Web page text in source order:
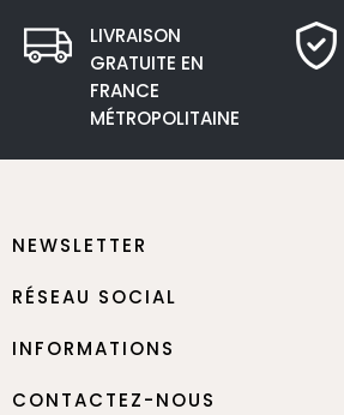
LIVRAISON
GRATUITE EN
FRANCE
MÉTROPOLITAINE
NEWSLETTER
RÉSEAU SOCIAL
INFORMATIONS
CONTACTEZ-NOUS